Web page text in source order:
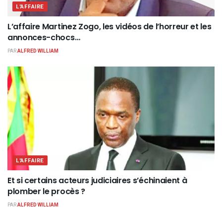
L'AFFAIRE
L’affaire Martinez Zogo, les vidéos de l’horreur et les
annonces-chocs…
PARALFRED WILLIAM
L'AFFAIRE
Et si certains acteurs judiciaires s’échinaient à
plomber le procès ?
PARALFRED WILLIAM